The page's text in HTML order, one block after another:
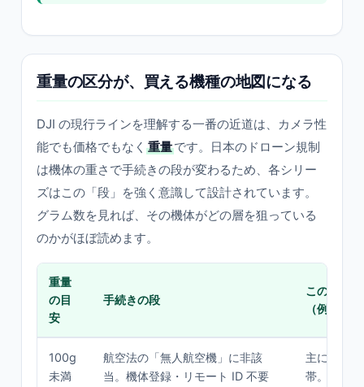
重量の区分が、買える機種の地図になる
DJI の現行ラインを理解する一番の近道は、カメラ性
能でも価格でもなく 重量です。日本のドローン規制
は機体の重さで手続きの段が変わるため、各シリー
ズはこの「段」を強く意識して設計されています。
グラム数を見れば、その機体がどの層を狙っている
のかがほぼ読めます。
重量
の目
安
手続きの段
このゾー
（例）
100g
未満
航空法の「無人航空機」に非該
当。機体登録・リモート ID 不要
主にトイ
帯。DJI の